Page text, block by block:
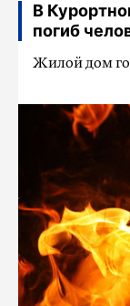
В
погиб
Жилой дом